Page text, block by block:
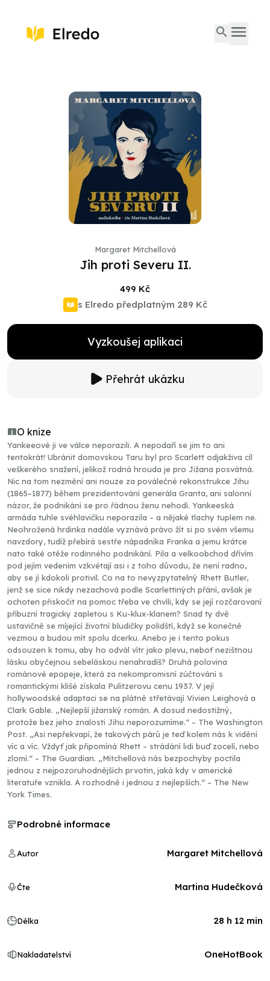
Margaret Mitchellová
Jih proti Severu II.
499 Kč
s Elredo předplatným 289 Kč
Vyzkoušej aplikaci
Přehrát ukázku
O knize
Yankeeové ji ve válce neporazili. A nepodaří se jim to ani
tentokrát! Ubránit domovskou Taru byl pro Scarlett odjakživa cíl
veškerého snažení, jelikož rodná hrouda je pro Jižana posvátná.
Nic na tom nezmění ani nouze za poválečné rekonstrukce Jihu
(1865–1877) během prezidentování generála Granta, ani salonní
názor, že podnikání se pro řádnou ženu nehodí. Yankeeská
armáda tuhle svéhlavičku neporazila – a nějaké tlachy tuplem ne.
Neohrožená hrdinka nadále vyznává právo žít si po svém všemu
navzdory, tudíž přebírá sestře nápadníka Franka a jemu krátce
nato také otěže rodinného podnikání. Pila a velkoobchod dřívím
pod jejím vedením vzkvétají asi i z toho důvodu, že není radno,
aby se jí kdokoli protivil. Co na to nevyzpytatelný Rhett Butler,
jenž se sice nikdy nezachová podle Scarlettiných přání, avšak je
ochoten přiskočit na pomoc třeba ve chvíli, kdy se její rozčarovaní
příbuzní tragicky zapletou s Ku-klux-klanem? Snad ty dvě
ustavičně se míjející životní bludičky polidští, když se konečně
vezmou a budou mít spolu dcerku. Anebo je i tento pokus
odsouzen k tomu, aby ho odvál vítr jako plevu, neboť nezištnou
lásku obyčejnou sebeláskou nenahradíš? Druhá polovina
románové epopeje, která za nekompromisní zúčtování s
romantickými klišé získala Pulitzerovu cenu 1937. V její
hollywoodské adaptaci se na plátně střetávají Vivien Leighová a
Clark Gable. „Nejlepší jižanský román. A dosud nedostižný,
protože bez jeho znalosti Jihu neporozumíme.“ – The Washington
Post. „Asi nepřekvapí, že takových párů je teď kolem nás k vidění
víc a víc. Vždyť jak připomíná Rhett – strádání lidi buď zocelí, nebo
zlomí.“ – The Guardian. „Mitchellová nás bezpochyby poctila
jednou z nejpozoruhodnějších prvotin, jaká kdy v americké
literatuře vznikla. A rozhodně i jednou z nejlepších.“ – The New
York Times.
Podrobné informace
Autor Margaret Mitchellová
Čte Martina Hudečková
Délka 28 h 12 min
Nakladatelství OneHotBook